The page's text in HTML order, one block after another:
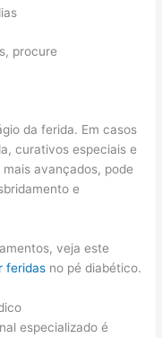
procure
da ferida. Em casos
curativos especiais e
avançados, pode
e
veja este
feridas no pé diabético.
especializado é